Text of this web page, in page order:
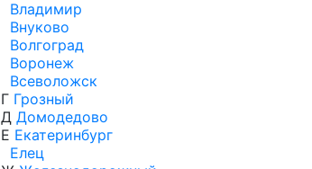
Владимир
Внуково
Волгоград
Воронеж
Всеволожск
Г Грозный
Д Домодедово
Е Екатеринбург
Елец